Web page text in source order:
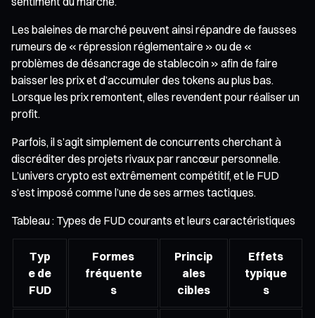
Les baleines de marché peuvent ainsi répandre de fausses
rumeurs de « répression réglementaire » ou de «
problèmes de désancrage de stablecoin » afin de faire
baisser les prix et d’accumuler des tokens au plus bas.
Lorsque les prix remontent, elles revendent pour réaliser un
profit.
Parfois, il s’agit simplement de concurrents cherchant à
discréditer des projets rivaux par rancœur personnelle.
L’univers crypto est extrêmement compétitif, et le FUD
s’est imposé comme l’une de ses armes tactiques.
Tableau : Types de FUD courants et leurs caractéristiques
Typ
e de
FUD
Formes
fréquente
s
Princip
ales
cibles
Effets
typique
s